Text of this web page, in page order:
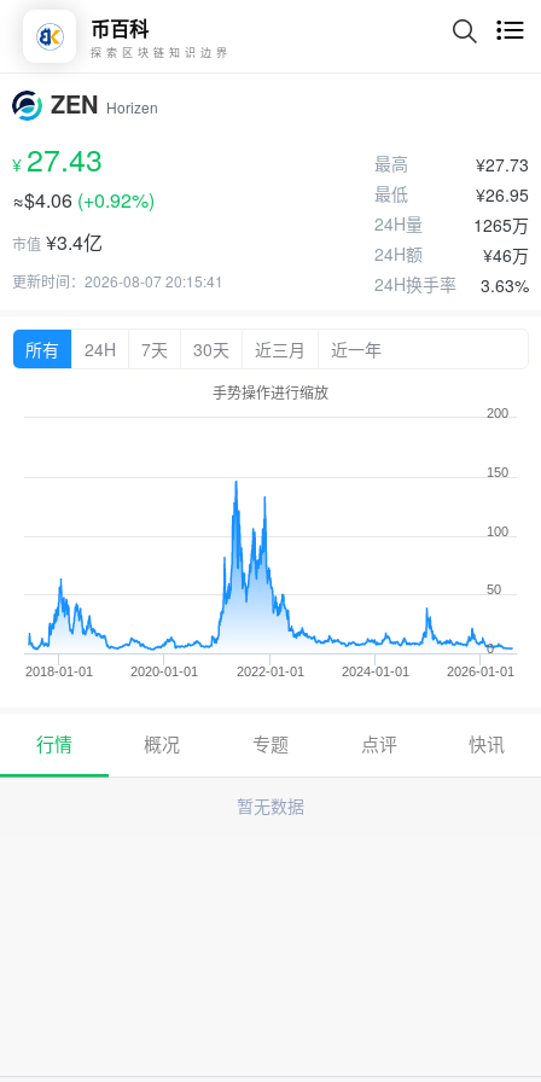
币百科
探索区块链知识边界
ZEN Horizen
¥ 27.43
≈$4.06 (+0.92%)
市值 ¥3.4亿
更新时间：2026-08-07 20:15:41
最高
¥27.73
最低
¥26.95
24H量
1265万
24H额
¥46万
24H换手率
3.63%
所有 24H 7天 30天 近三月 近一年
手势操作进行缩放
2018-01-01 2020-01-01 2022-01-01 2024-01-01 2026-01-01
0
50
100
150
200
行情 概况 专题 点评 快讯
暂无数据